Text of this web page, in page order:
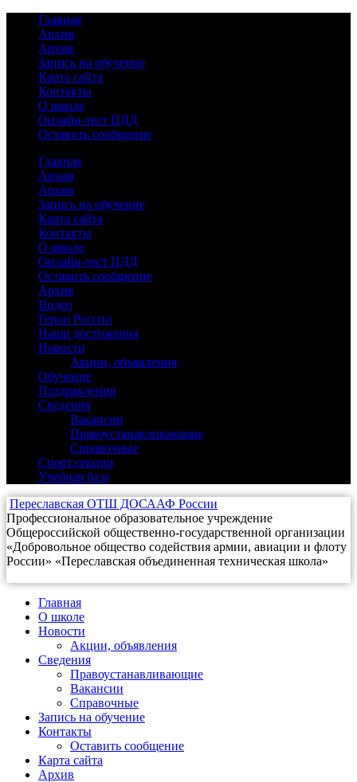
Главная
Архив
Архив
Запись на обучение
Карта сайта
Контакты
О школе
Онлайн-тест ПДД
Оставить сообщение
Главная
Архив
Архив
Запись на обучение
Карта сайта
Контакты
О школе
Онлайн-тест ПДД
Оставить сообщение
Архив
Видео
Герои России
Наши достижения
Новости
Акции, объявления
Обучение
Поздравления
Сведения
Вакансии
Правоустанавливающие
Справочные
Спорт.секции
Учебная база
Переславская ОТШ ДОСААФ России
Профессиональное образовательное учреждение
Общероссийской общественно-государственной организации
«Добровольное общество содействия армии, авиации и флоту
России» «Переславская объединенная техническая школа»
Главная
О школе
Новости
Акции, объявления
Сведения
Правоустанавливающие
Вакансии
Справочные
Запись на обучение
Контакты
Оставить сообщение
Карта сайта
Архив